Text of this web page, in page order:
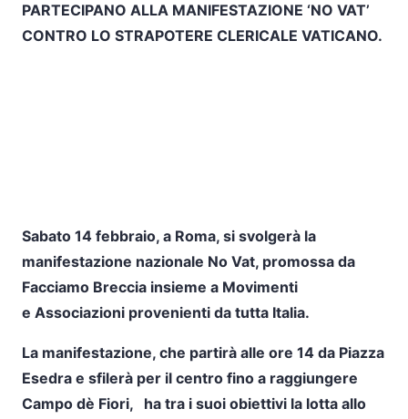
PARTECIPANO ALLA MANIFESTAZIONE ‘NO VAT’
CONTRO LO STRAPOTERE CLERICALE VATICANO.
Sabato 14 febbraio, a Roma, si svolgerà la
manifestazione nazionale No Vat, promossa da
Facciamo Breccia insieme a Movimenti
e Associazioni provenienti da tutta Italia.
La manifestazione, che partirà alle ore 14 da Piazza
Esedra e sfilerà per il centro fino a raggiungere
Campo dè Fiori,
ha tra i suoi obiettivi la lotta allo